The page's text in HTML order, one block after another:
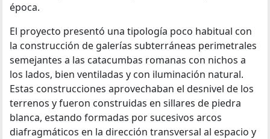
época.
El proyecto presentó una tipología poco habitual con
la construcción de galerías subterráneas perimetrales
semejantes a las catacumbas romanas con nichos a
los lados, bien ventiladas y con iluminación natural.
Estas construcciones aprovechaban el desnivel de los
terrenos y fueron construidas en sillares de piedra
blanca, estando formadas por sucesivos arcos
diafragmáticos en la dirección transversal al espacio y